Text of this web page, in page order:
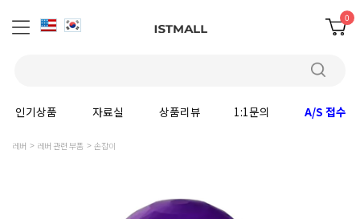
0
인기상품 자료실 상품리뷰 1:1문의 A/S 접수
레버 레버 관련 부품 손잡이